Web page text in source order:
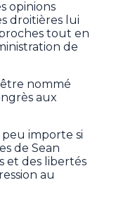
opinions
droitières lui
tout en
de
nommé
aux
importe si
de Sean
et des libertés
au